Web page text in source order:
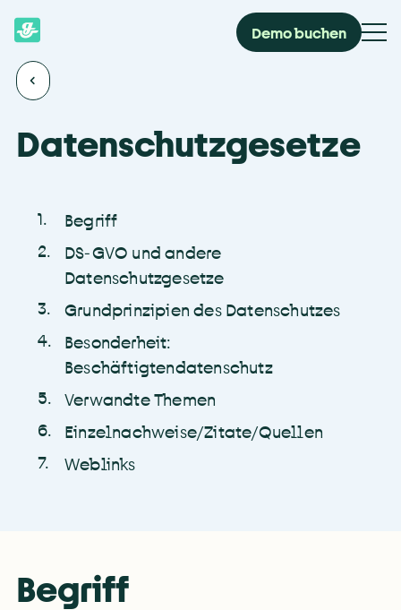
Demo buchen
Datenschutzgesetze
1.
Begriff
2.
DS-GVO und andere
Datenschutzgesetze
3.
Grundprinzipien des Datenschutzes
4.
Besonderheit:
Beschäftigtendatenschutz
5.
Verwandte Themen
6.
Einzelnachweise/Zitate/Quellen
7. Weblinks
Begriff